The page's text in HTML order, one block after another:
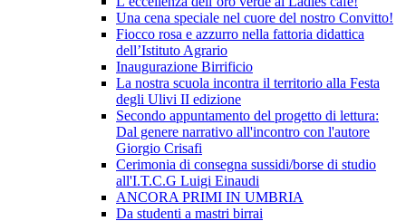
Una cena speciale nel cuore del nostro Convitto!
Fiocco rosa e azzurro nella fattoria didattica
dell’Istituto Agrario
Inaugurazione Birrificio
La nostra scuola incontra il territorio alla Festa
degli Ulivi II edizione
Secondo appuntamento del progetto di lettura:
Dal genere narrativo all'incontro con l'autore
Giorgio Crisafi
Cerimonia di consegna sussidi/borse di studio
all'I.T.C.G Luigi Einaudi
ANCORA PRIMI IN UMBRIA
Da studenti a mastri birrai